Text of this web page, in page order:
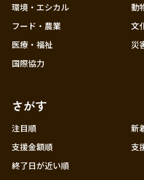
環境・エシカル
フード・農業
医療・福祉
国際協力
動
文
災
さがす
注目順
新
支援金額順
支
終了日が近い順